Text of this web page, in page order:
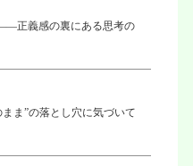
正義感の裏にある思考の
まま”の落とし穴に気づいて